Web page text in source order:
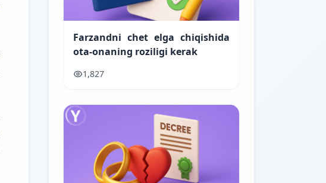
Farzandni chet elga chiqishida
ota-onaning roziligi kerak
1,827